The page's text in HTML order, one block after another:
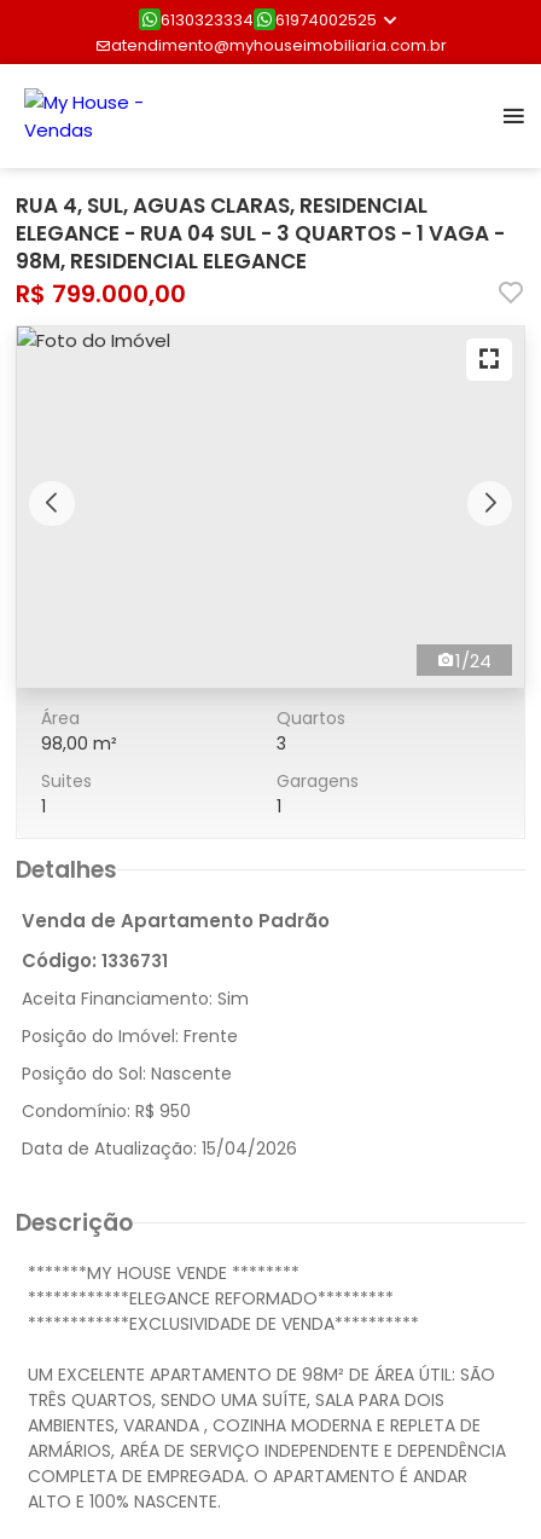
6130323334
61974002525
atendimento@myhouseimobiliaria.com.br
RUA 4, SUL, AGUAS CLARAS, RESIDENCIAL
ELEGANCE - RUA 04 SUL - 3 QUARTOS - 1 VAGA -
98M, RESIDENCIAL ELEGANCE
R$ 799.000,00
1/24
Área
98,00 m²
Quartos
3
Suites
1
Garagens
1
Detalhes
Venda de Apartamento Padrão
Código: 1336731
Aceita Financiamento: Sim
Posição do Imóvel: Frente
Posição do Sol: Nascente
Condomínio: R$ 950
Data de Atualização: 15/04/2026
Descrição
*******MY HOUSE VENDE ********
************ELEGANCE REFORMADO*********
************EXCLUSIVIDADE DE VENDA**********
UM EXCELENTE APARTAMENTO DE 98M² DE ÁREA ÚTIL: SÃO
TRÊS QUARTOS, SENDO UMA SUÍTE, SALA PARA DOIS
AMBIENTES, VARANDA , COZINHA MODERNA E REPLETA DE
ARMÁRIOS, ARÉA DE SERVIÇO INDEPENDENTE E DEPENDÊNCIA
COMPLETA DE EMPREGADA. O APARTAMENTO É ANDAR
ALTO E 100% NASCENTE.